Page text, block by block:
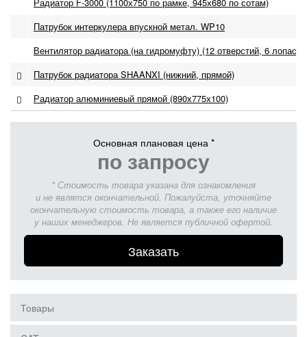
Патрубок интеркулера впускной метал. WP10
Вентилятор радиатора (на гидромуфту) (12 отверстий, 6
Патрубок радиатора SHAANXI (нижний, прямой)
Радиатор алюминиевый прямой (890х775х100)
Основная плановая цена *
по запросу
* Стоимость товара указана для ознакомления
и не являтся окончательной. Пожалуйста, уточняйте
окончательную стоимость товара, а также его наличие
у наших менеджеров. Не является публичной офертой.
Заказать
Товары